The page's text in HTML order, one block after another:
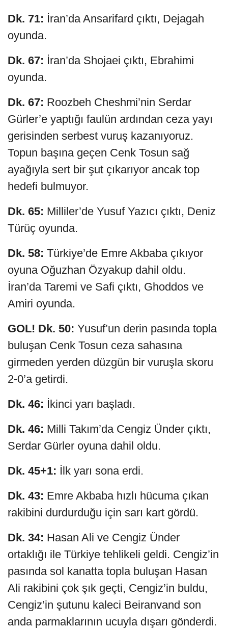
Dk. 71: İran’da Ansarifard çıktı, Dejagah
oyunda.
Dk. 67: İran’da Shojaei çıktı, Ebrahimi
oyunda.
Dk. 67: Roozbeh Cheshmi’nin Serdar
Gürler’e yaptığı faulün ardından ceza yayı
gerisinden serbest vuruş kazanıyoruz.
Topun başına geçen Cenk Tosun sağ
ayağıyla sert bir şut çıkarıyor ancak top
hedefi bulmuyor.
Dk. 65: Milliler’de Yusuf Yazıcı çıktı, Deniz
Türüç oyunda.
Dk. 58: Türkiye’de Emre Akbaba çıkıyor
oyuna Oğuzhan Özyakup dahil oldu.
İran’da Taremi ve Safi çıktı, Ghoddos ve
Amiri oyunda.
GOL! Dk. 50: Yusuf’un derin pasında topla
buluşan Cenk Tosun ceza sahasına
girmeden yerden düzgün bir vuruşla skoru
2-0’a getirdi.
Dk. 46: İkinci yarı başladı.
Dk. 46: Milli Takım’da Cengiz Ünder çıktı,
Serdar Gürler oyuna dahil oldu.
Dk. 45+1: İlk yarı sona erdi.
Dk. 43: Emre Akbaba hızlı hücuma çıkan
rakibini durdurduğu için sarı kart gördü.
Dk. 34: Hasan Ali ve Cengiz Ünder
ortaklığı ile Türkiye tehlikeli geldi. Cengiz’in
pasında sol kanatta topla buluşan Hasan
Ali rakibini çok şık geçti, Cengiz’in buldu,
Cengiz’in şutunu kaleci Beiranvand son
anda parmaklarının ucuyla dışarı gönderdi.